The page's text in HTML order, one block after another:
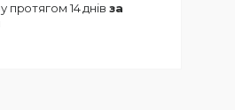
протягом 14 днів за